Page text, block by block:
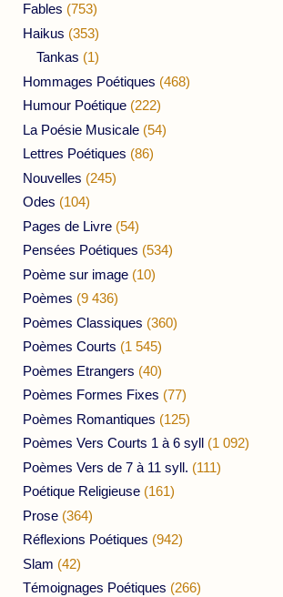
Fables (753)
Haikus (353)
Tankas (1)
Hommages Poétiques (468)
Humour Poétique (222)
La Poésie Musicale (54)
Lettres Poétiques (86)
Nouvelles (245)
Odes (104)
Pages de Livre (54)
Pensées Poétiques (534)
Poème sur image (10)
Poèmes (9 436)
Poèmes Classiques (360)
Poèmes Courts (1 545)
Poèmes Etrangers (40)
Poèmes Formes Fixes (77)
Poèmes Romantiques (125)
Poèmes Vers Courts 1 à 6 syll (1 092)
Poèmes Vers de 7 à 11 syll. (111)
Poétique Religieuse (161)
Prose (364)
Réflexions Poétiques (942)
Slam (42)
Témoignages Poétiques (266)